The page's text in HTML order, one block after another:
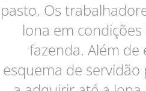
pasto. Os
lona em
fazenda. Além
esquema de